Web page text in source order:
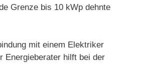
Grenze bis 10 kWp dehnte
mit einem Elektriker
Energieberater hilft bei der